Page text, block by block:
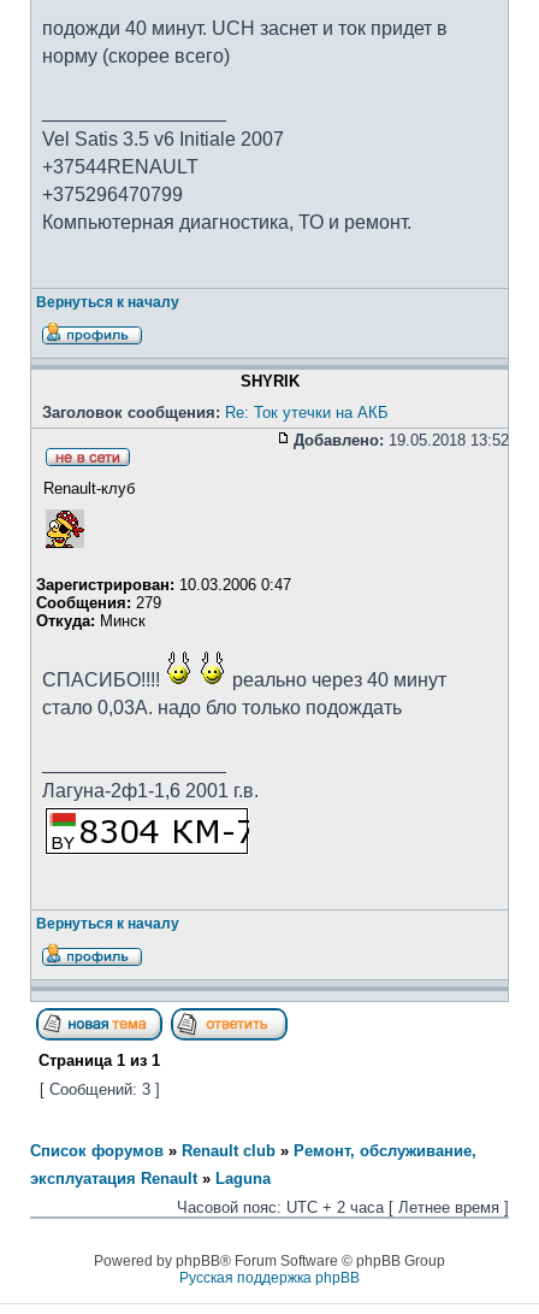
подожди 40 минут. UCH заснет и ток придет в
норму (скорее всего)
Vel Satis 3.5 v6 Initiale 2007
+37544RENAULT
+375296470799
Компьютерная диагностика, ТО и ремонт.
Вернуться к началу
SHYRIK
Заголовок сообщения: Re: Ток утечки на АКБ
Добавлено: 19.05.2018 13:52
Renault-клуб
Зарегистрирован: 10.03.2006 0:47
Сообщения: 279
Откуда: Минск
СПАСИБО!!!!
реально через 40 минут
стало 0,03А. надо бло только подождать
Лагуна-2ф1-1,6 2001 г.в.
Вернуться к началу
Страница 1 из 1
[ Сообщений: 3 ]
Список форумов » Renault club » Ремонт, обслуживание,
эксплуатация Renault» Laguna
Часовой пояс: UTC + 2 часа [ Летнее время ]
Powered by phpBB® Forum Software © phpBB Group
Русская поддержка phpBB